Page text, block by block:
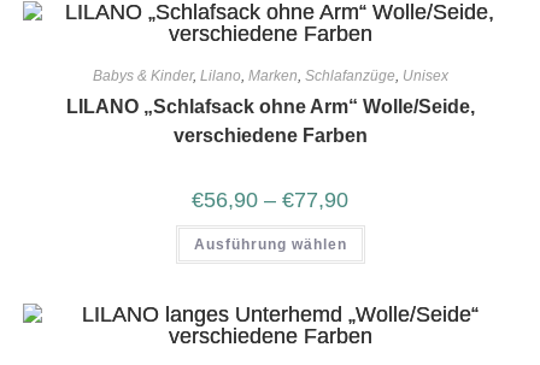
Babys & Kinder, Lilano, Marken, Schlafanzüge, Unisex
LILANO „Schlafsack ohne Arm“ Wolle/Seide,
verschiedene Farben
€56,90 – €77,90
Ausführung wählen